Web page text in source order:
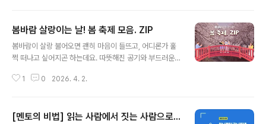
치기 공부법은 정말 도움이 되는 걸까요? 함께 알아봅시다.
1. 벼락치기? 스트레스성 암기벼락치기는 흔히 ‘마감효
과’라고도 불리는데요. 시험 시간이 가까워질수록 교감신
들어가게 됩니다. 이러한 상황이 되면 뇌는 교감신경을 통
봄바람 살랑이는 날! 봄 축제 모음. ZIP
봄바람이 살랑 불어오면 괜히 마음이 들뜨고, 어디론가 훌
쩍 떠나고 싶어지곤 하는데요. 따뜻해진 공기와 부드러운
일수록 소중한 사람들과 함께 특별한 시간을 보내고 싶어
보는 건 어떨까요? 지역마다 각기 다른 매력이 반겨주는데
1 0 2026. 4. 2.
[멘토의 비법] 읽는 사람에서 짓는 사람으로...